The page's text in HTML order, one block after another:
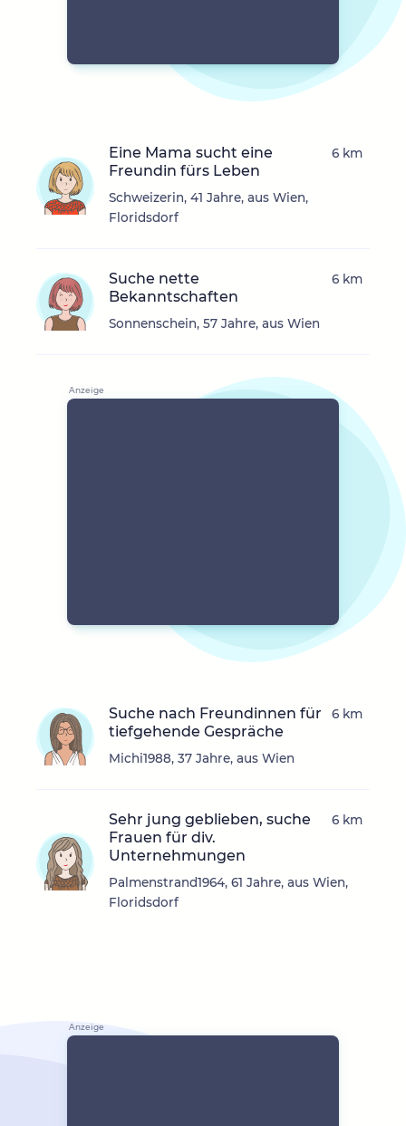
Eine Mama sucht eine
Freundin fürs Leben
Schweizerin, 41 Jahre, aus Wien,
Floridsdorf
6 km
Suche nette
Bekanntschaften
Sonnenschein, 57 Jahre, aus Wien
6 km
Suche nach Freundinnen für
tiefgehende Gespräche
Michi1988, 37 Jahre, aus Wien
6 km
Sehr jung geblieben, suche
Frauen für div.
Unternehmungen
Palmenstrand1964, 61 Jahre, aus Wien,
Floridsdorf
6 km